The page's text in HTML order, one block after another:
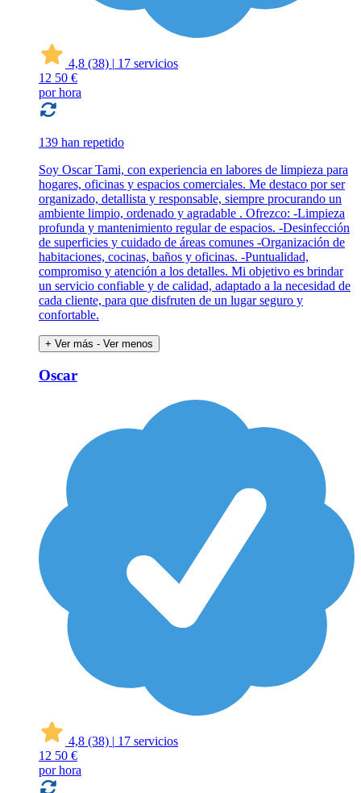
4,8 (38) | 17 servicios
12 50 €
por hora
139 han repetido
Soy Oscar Tami, con experiencia en labores de limpieza para
hogares, oficinas y espacios comerciales. Me destaco por ser
organizado, detallista y responsable, siempre procurando un
ambiente limpio, ordenado y agradable . Ofrezco: -Limpieza
profunda y mantenimiento regular de espacios. -Desinfección
de superficies y cuidado de áreas comunes -Organización de
habitaciones, cocinas, baños y oficinas. -Puntualidad,
compromiso y atención a los detalles. Mi objetivo es brindar
un servicio confiable y de calidad, adaptado a la necesidad de
cada cliente, para que disfruten de un lugar seguro y
confortable.
+ Ver más - Ver menos
Oscar
4,8 (38) | 17 servicios
12 50 €
por hora